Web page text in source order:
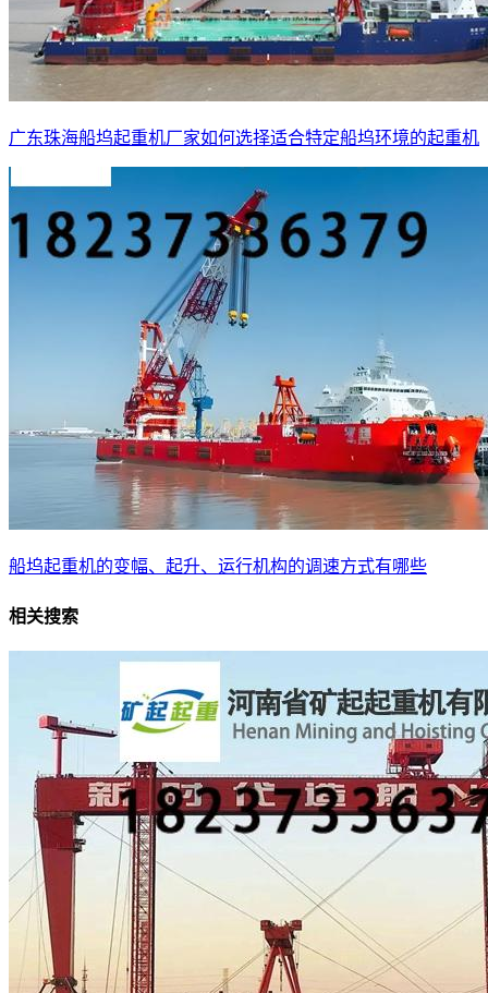
广东珠海船坞起重机厂家如何选择适合特定船坞环境的起重机
船坞起重机的变幅、起升、运行机构的调速方式有哪些
相关搜索